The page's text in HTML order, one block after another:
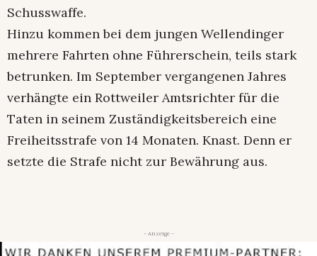
Schusswaffe.
Hinzu kommen bei dem jungen Wellendinger
mehrere Fahrten ohne Führerschein, teils stark
betrunken. Im September vergangenen Jahres
verhängte ein Rottweiler Amtsrichter für die
Taten in seinem Zuständigkeitsbereich eine
Freiheitsstrafe von 14 Monaten. Knast. Denn er
setzte die Strafe nicht zur Bewährung aus.
- Anzeige -